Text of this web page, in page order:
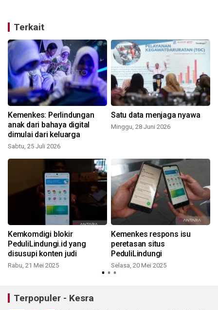
Terkait
Kemenkes: Perlindungan
anak dari bahaya digital
dimulai dari keluarga
Sabtu, 25 Juli 2026
Satu data menjaga nyawa
Minggu, 28 Juni 2026
Kemkomdigi blokir
PeduliLindungi.id yang
disusupi konten judi
Rabu, 21 Mei 2025
Kemenkes respons isu
peretasan situs
PeduliLindungi
Selasa, 20 Mei 2025
Terpopuler - Kesra